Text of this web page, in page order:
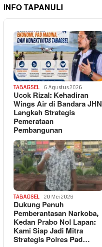
INFO TAPANULI
TABAGSEL 6 Agustus 2026
Ucok Rizal: Kehadiran
Wings Air di Bandara JHN
Langkah Strategis
Pemerataan
Pembangunan
TABAGSEL 20 Mei 2026
Dukung Penuh
Pemberantasan Narkoba,
Kedan Prabo Nol Lapan:
Kami Siap Jadi Mitra
Strategis Polres Pad…